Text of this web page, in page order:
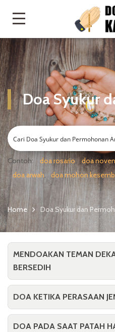
Doa Syukur
Contoh: doa rosario doa
doa arwah
doa mohon
Home Doa Syukur dan
MENDOAKAN TEMAN
BERSEDIH
DOA KETIKA PERASAAN
DOA PADA SAAT PATAH